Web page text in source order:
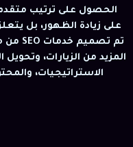
الحصول على ترتيب
على زيادة الظهور، بل
المزيد من الزيارات،
الاستراتيجيات،